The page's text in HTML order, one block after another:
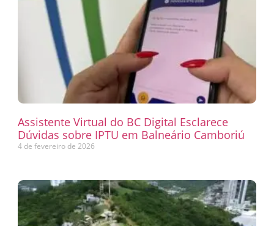
Assistente Virtual do BC Digital Esclarece
Dúvidas sobre IPTU em Balneário Camboriú
4 de fevereiro de 2026